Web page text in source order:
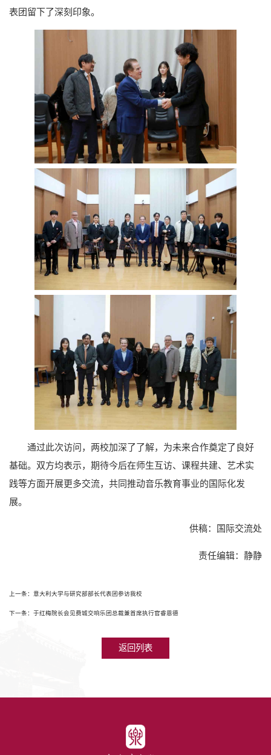
表团留下了深刻印象。
通过此次访问，两校加深了了解，为未来合作奠定了良好
基础。双方均表示，期待今后在师生互访、课程共建、艺术实
践等方面开展更多交流，共同推动音乐教育事业的国际化发
展。
供稿：国际交流处
责任编辑：静静
上一条：意大利大学与研究部部长代表团参访我校
下一条：于红梅院长会见费城交响乐团总裁兼首席执行官睿恩德
返回列表